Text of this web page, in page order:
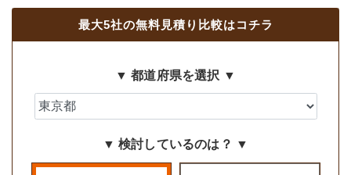
最大5社の無料見積り比較はコチラ
▼ 都道府県を選択 ▼
▼ 検討しているのは？ ▼